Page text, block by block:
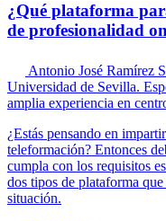
¿Qué plataforma
de profesionalidad
Antonio José Ramírez
Universidad de Sevilla.
amplia experiencia en
¿Estás pensando en
teleformación? Entonces
cumpla con los requisitos
dos tipos de plataforma
situación.